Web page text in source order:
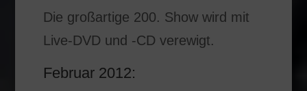
Die großartige 200. Show wird mit
Live-DVD und -CD verewigt.
Februar 2012: